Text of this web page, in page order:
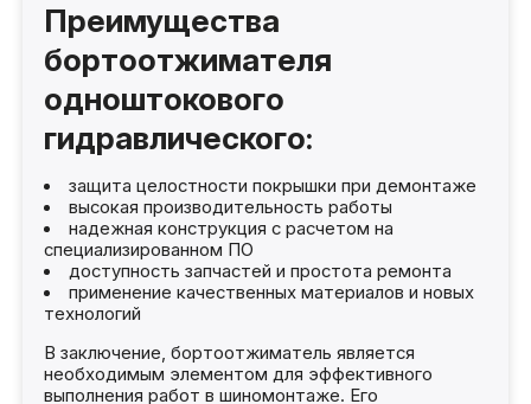
Преимущества
бортоотжимателя
одноштокового
гидравлического:
защита целостности покрышки при демонтаже
высокая производительность работы
надежная конструкция с расчетом на
специализированном ПО
доступность запчастей и простота ремонта
применение качественных материалов и новых
технологий
В заключение, бортоотжиматель является
необходимым элементом для эффективного
выполнения работ в шиномонтаже. Его